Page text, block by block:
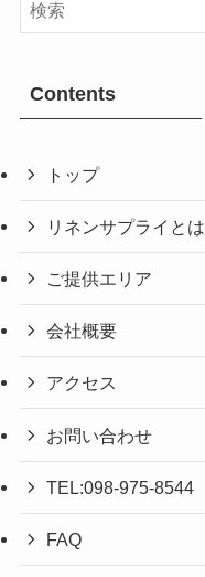
Contents
トップ
リネンサプライとは
ご提供エリア
会社概要
アクセス
お問い合わせ
TEL:098-975-8544
FAQ